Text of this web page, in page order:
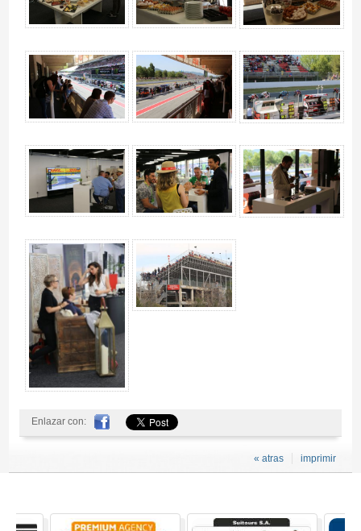
Enlazar con:
imprimir
« atras